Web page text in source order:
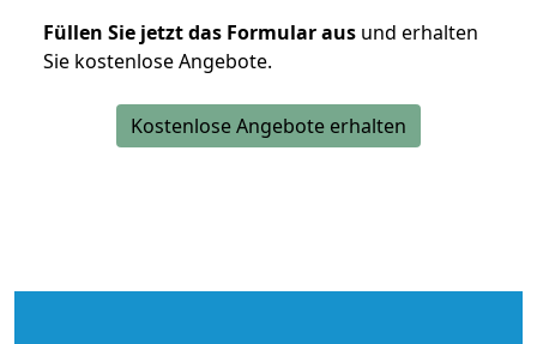
Füllen Sie jetzt das Formular aus und erhalten
Sie kostenlose Angebote.
Kostenlose Angebote erhalten